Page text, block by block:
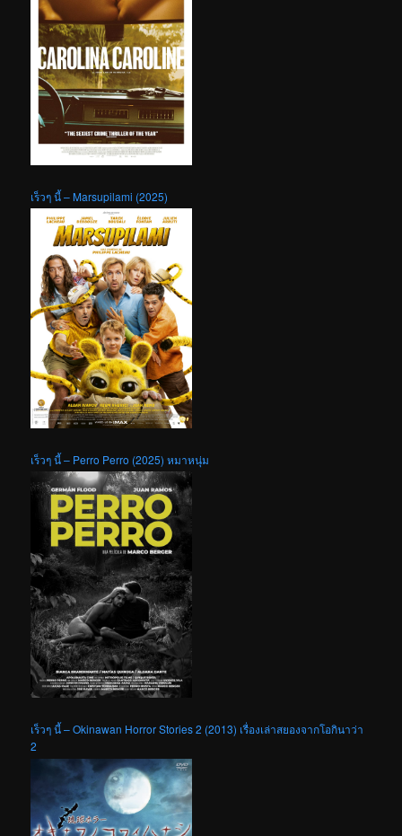
เร็วๆ นี้ – Marsupilami (2025)
เร็วๆ นี้ – Perro Perro (2025) หมาหนุ่ม
เร็วๆ นี้ – Okinawan Horror Stories 2 (2013) เรื่องเล่าสยองจากโอกินาว่า
2